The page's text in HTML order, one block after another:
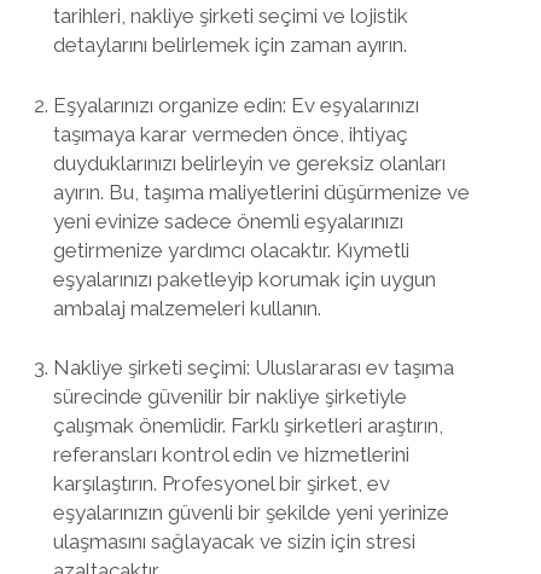
tarihleri, nakliye şirketi seçimi ve lojistik
detaylarını belirlemek için zaman ayırın.
Eşyalarınızı organize edin: Ev eşyalarınızı
taşımaya karar vermeden önce, ihtiyaç
duyduklarınızı belirleyin ve gereksiz olanları
ayırın. Bu, taşıma maliyetlerini düşürmenize ve
yeni evinize sadece önemli eşyalarınızı
getirmenize yardımcı olacaktır. Kıymetli
eşyalarınızı paketleyip korumak için uygun
ambalaj malzemeleri kullanın.
Nakliye şirketi seçimi: Uluslararası ev taşıma
sürecinde güvenilir bir nakliye şirketiyle
çalışmak önemlidir. Farklı şirketleri araştırın,
referansları kontrol edin ve hizmetlerini
karşılaştırın. Profesyonel bir şirket, ev
eşyalarınızın güvenli bir şekilde yeni yerinize
ulaşmasını sağlayacak ve sizin için stresi